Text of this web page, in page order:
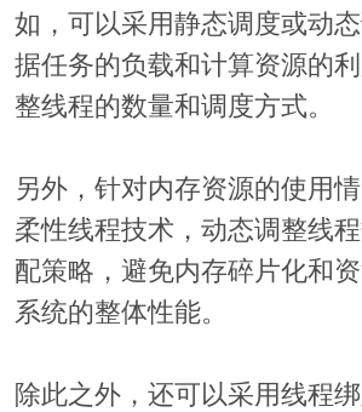
如，可以采用静态调度或动
据任务的负载和计算资源的
整线程的数量和调度方式。
另外，针对内存资源的使用
柔性线程技术，动态调整线
配策略，避免内存碎片化和
系统的整体性能。
除此之外，还可以采用线程